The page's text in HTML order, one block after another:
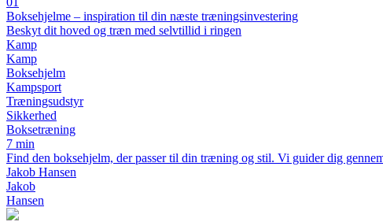
Boksehjelme – inspiration til din næste træningsinvestering
Beskyt dit hoved og træn med selvtillid i ringen
Kamp
Kamp
Boksehjelm
Kampsport
Træningsudstyr
Sikkerhed
Boksetræning
7 min
Find den boksehjelm, der passer til din træning og stil. Vi guider dig
Jakob Hansen
Jakob
Hansen